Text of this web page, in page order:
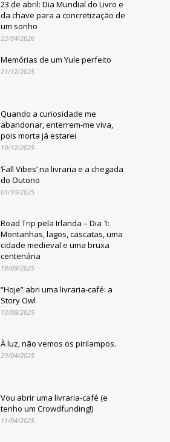
23 de abril: Dia Mundial do Livro e
da chave para a concretização de
um sonho
23/04/2026
Memórias de um Yule perfeito
21/12/2025
Quando a curiosidade me
abandonar, enterrem-me viva,
pois morta já estarei
10/12/2025
‘Fall Vibes’ na livraria e a chegada
do Outono
01/10/2025
Road Trip pela Irlanda – Dia 1:
Montanhas, lagos, cascatas, uma
cidade medieval e uma bruxa
centenária
18/09/2025
“Hoje” abri uma livraria-café: a
Story Owl
13/08/2025
À luz, não vemos os pirilampos.
29/04/2025
Vou abrir uma livraria-café (e
tenho um Crowdfunding!)
11/04/2025